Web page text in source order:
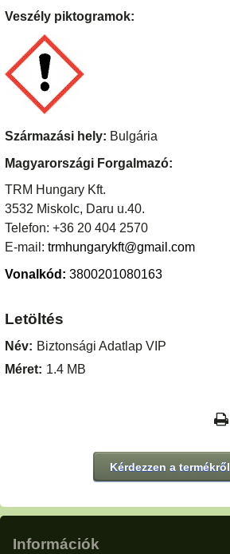
Veszély piktogramok:
Származási hely: Bulgária
Magyarországi Forgalmazó:
TRM Hungary Kft.
3532 Miskolc, Daru u.40.
Telefon: +36 20 404 2570
E-mail:trmhungarykft@gmail.com
Vonalkód:3800201080163
Letöltés
Név: Biztonsági Adatlap VIP
Méret: 1.4 MB
Kérdezzen a termékről
Információk